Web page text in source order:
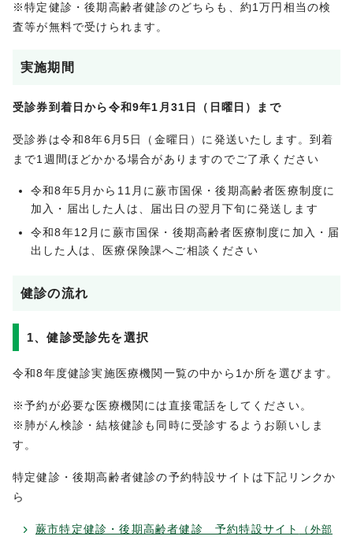
※特定健診・後期高齢者健診のどちらも、約1万円相当の検
査等が無料で受けられます。
実施期間
受診券到着日から令和9年1月31日（日曜日）まで
受診券は令和8年6月5日（金曜日）に発送いたします。到着
まで1週間ほどかかる場合がありますのでご了承ください
令和8年5月から11月に蕨市国保・後期高齢者医療制度に
加入・届出した人は、届出日の翌月下旬に発送します
令和8年12月に蕨市国保・後期高齢者医療制度に加入・届
出した人は、医療保険課へご相談ください
健診の流れ
1、健診受診先を選択
令和8年度健診実施医療機関一覧の中から1か所を選びます。
※予約が必要な医療機関には直接電話をしてください。
※肺がん検診・結核健診も同時に受診するようお願いしま
す。
特定健診・後期高齢者健診の予約特設サイトは下記リンクか
ら
蕨市特定健診・後期高齢者健診 予約特設サイト
（外部